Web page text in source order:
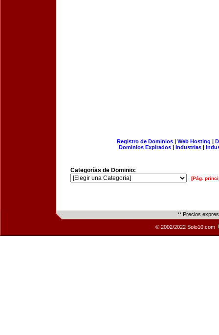
Registro de Dominios| Web Hosting |
Dominios Expirados | Industrias |
Categorías de Dominio:
[Pág.
** Precios
© 2002/2022 Solo10.com